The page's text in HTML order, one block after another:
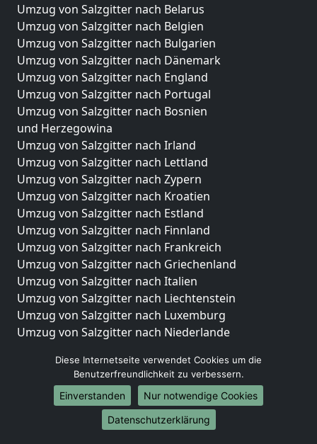
Umzug von Salzgitter nach Belarus
Umzug von Salzgitter nach Belgien
Umzug von Salzgitter nach Bulgarien
Umzug von Salzgitter nach Dänemark
Umzug von Salzgitter nach England
Umzug von Salzgitter nach Portugal
Umzug von Salzgitter nach Bosnien
und Herzegowina
Umzug von Salzgitter nach Irland
Umzug von Salzgitter nach Lettland
Umzug von Salzgitter nach Zypern
Umzug von Salzgitter nach Kroatien
Umzug von Salzgitter nach Estland
Umzug von Salzgitter nach Finnland
Umzug von Salzgitter nach Frankreich
Umzug von Salzgitter nach Griechenland
Umzug von Salzgitter nach Italien
Umzug von Salzgitter nach Liechtenstein
Umzug von Salzgitter nach Luxemburg
Umzug von Salzgitter nach Niederlande
Umzüge-Deutschlandweit
Umzug von Salzgitter nach Berlin
Umzug von Salzgitter nach Hamburg
Umzug von Salzgitter nach München
Diese Internetseite verwendet Cookies um die
Benutzerfreundlichkeit zu verbessern.
Einverstanden
Nur notwendige Cookies
Datenschutzerklärung